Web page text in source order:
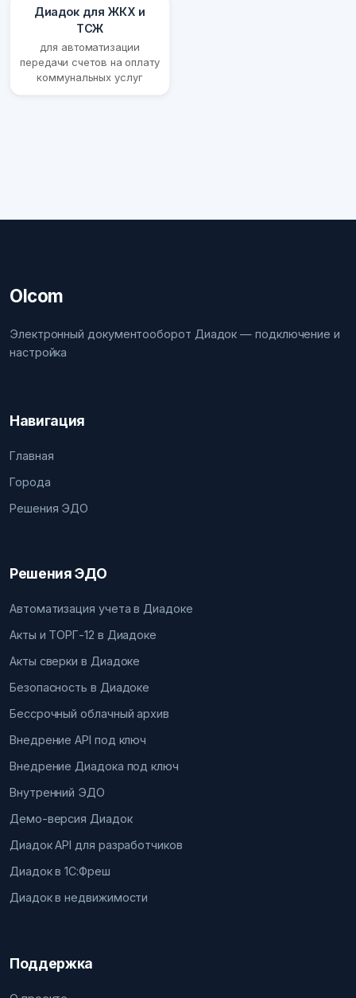
Диадок для ЖКХ и
ТСЖ
для автоматизации
передачи счетов на оплату
коммунальных услуг
Olcom
Электронный документооборот Диадок — подключение и
настройка
Навигация
Главная
Города
Решения ЭДО
Решения ЭДО
Автоматизация учета в Диадоке
Акты и ТОРГ-12 в Диадоке
Акты сверки в Диадоке
Безопасность в Диадоке
Бессрочный облачный архив
Внедрение API под ключ
Внедрение Диадока под ключ
Внутренний ЭДО
Демо-версия Диадок
Диадок API для разработчиков
Диадок в 1С:Фреш
Диадок в недвижимости
Поддержка